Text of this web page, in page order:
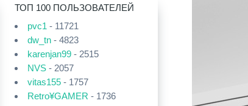
ТОП 100 ПОЛЬЗОВАТЕЛЕЙ
pvc1 - 11721
dw_tn - 4823
karenjan99 - 2515
NVS - 2057
vitas155 - 1757
Retro¥GAMER - 1736